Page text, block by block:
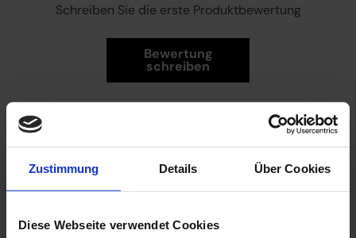
Zustimmung Details Über Cookies
Diese Webseite verwendet Cookies
Schreiben Sie die erste Produktbewertung
Bewertung
schreiben
In den Einkaufswagen